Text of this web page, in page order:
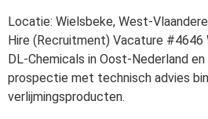
Locatie: Wielsbeke, West-
Hire (Recruitment) Vacature
DL-Chemicals in Oost-Nederland
prospectie met technisch advies
verlijmingsproducten.